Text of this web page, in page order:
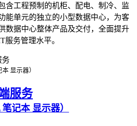
含工程预制的机柜、配电、制冷、监
能单元的独立的小型数据中心，为客
数据中心整体产品及交付，全面提升
服务管理水平。
务
本 显示器）
服务
笔记本 显示器）